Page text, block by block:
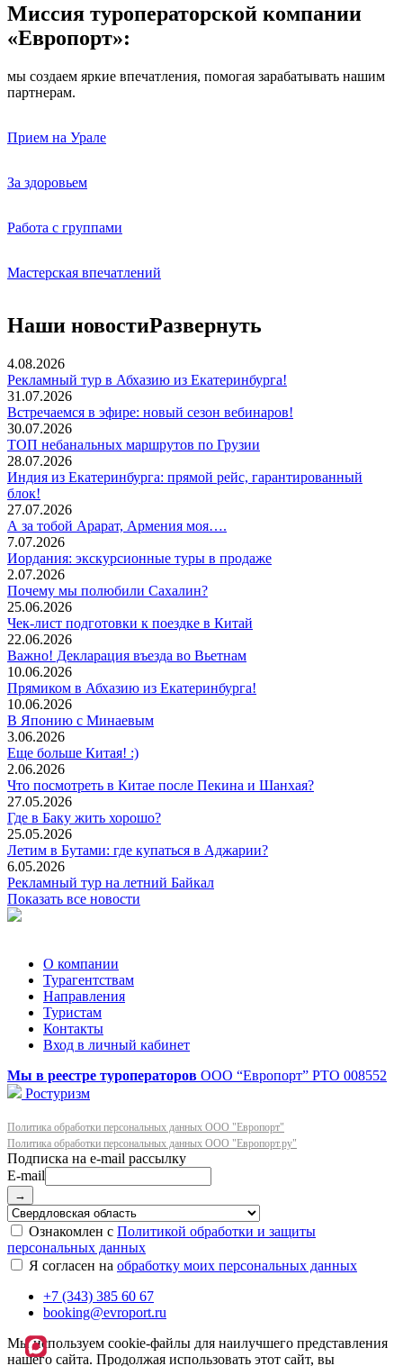
Миссия туроператорской компании
«Европорт»:
мы создаем яркие впечатления, помогая зарабатывать нашим
партнерам.
Прием на Урале
За здоровьем
Работа с группами
Мастерская впечатлений
Наши новостиРазвернуть
4.08.2026
Рекламный тур в Абхазию из Екатеринбурга!
31.07.2026
Встречаемся в эфире: новый сезон вебинаров!
30.07.2026
ТОП небанальных маршрутов по Грузии
28.07.2026
Индия из Екатеринбурга: прямой рейс, гарантированный
блок!
27.07.2026
А за тобой Арарат, Армения моя….
7.07.2026
Иордания: экскурсионные туры в продаже
2.07.2026
Почему мы полюбили Сахалин?
25.06.2026
Чек-лист подготовки к поездке в Китай
22.06.2026
Важно! Декларация въезда во Вьетнам
10.06.2026
Прямиком в Абхазию из Екатеринбурга!
10.06.2026
В Японию с Минаевым
3.06.2026
Еще больше Китая! :)
2.06.2026
Что посмотреть в Китае после Пекина и Шанхая?
27.05.2026
Где в Баку жить хорошо?
25.05.2026
Летим в Бутами: где купаться в Аджарии?
6.05.2026
Рекламный тур на летний Байкал
Показать все новости
О компании
Турагентствам
Направления
Туристам
Контакты
Вход в личный кабинет
Мы в реестре туроператоров ООО “Европорт” РТО 008552
Ростуризм
Политика обработки персональных данных ООО "Европорт"
Политика обработки персональных данных ООО "Европорт.ру"
E-mail
→
Ознакомлен с Политикой обработки и защиты
персональных данных
Я согласен на обработку моих персональных данных
+7 (343) 385 60 67
booking@evroport.ru
Мы используем cookie-файлы для наилучшего представления
нашего сайта. Продолжая использовать этот сайт, вы